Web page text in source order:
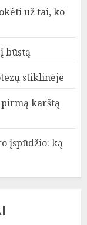
už tai, ko
būstą
stiklinėje
pirmą karštą
įspūdžio: ką